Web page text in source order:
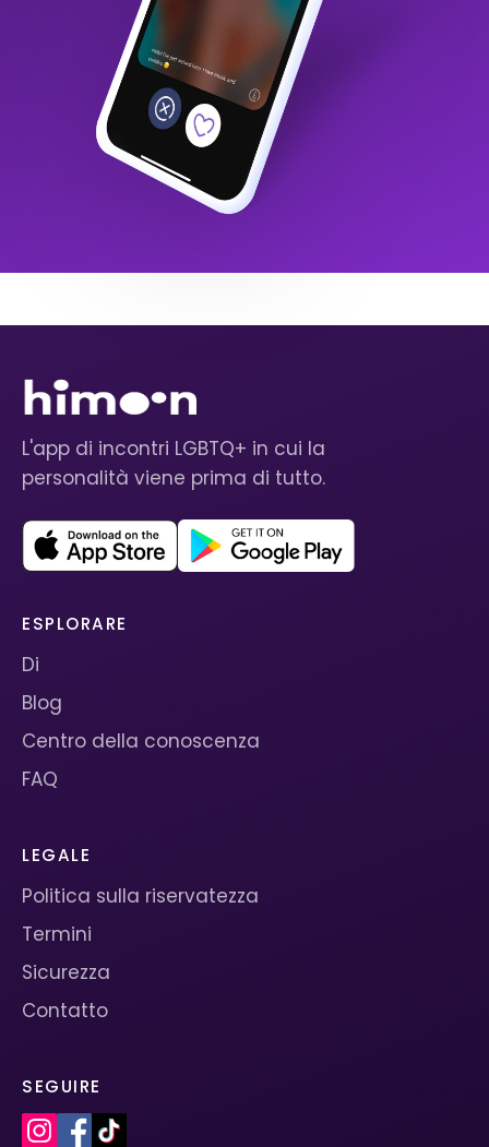
L'app di incontri LGBTQ+ in cui la
personalità viene prima di tutto.
ESPLORARE
Di
Blog
Centro della conoscenza
FAQ
LEGALE
Politica sulla riservatezza
Termini
Sicurezza
Contatto
SEGUIRE